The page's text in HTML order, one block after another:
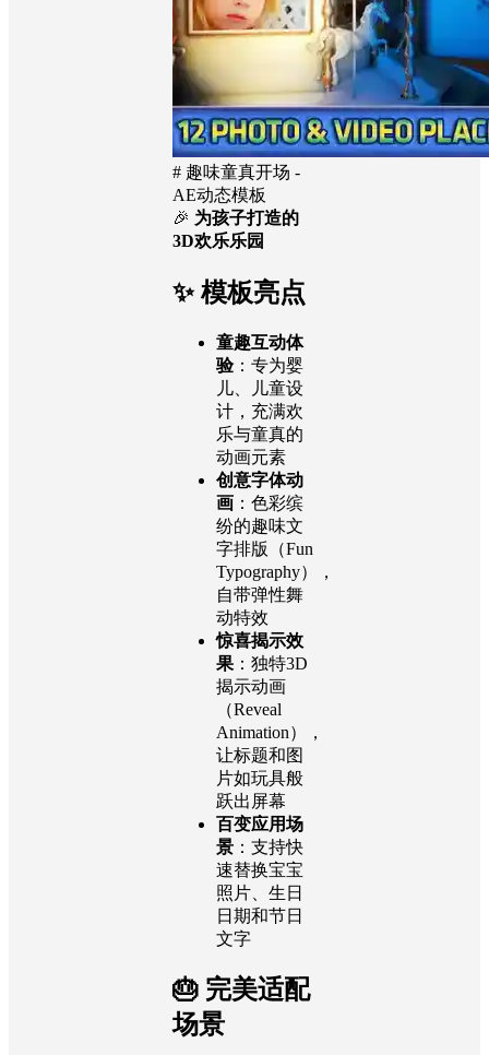
# 趣味童真开场 -
AE动态模板
🎉 为孩子打造的
3D欢乐乐园
✨ 模板亮点
童趣互动体
验：专为婴
儿、儿童设
计，充满欢
乐与童真的
动画元素
创意字体动
画 ：色彩缤
纷的趣味文
字排版（Fun
Typography），
自带弹性舞
动特效
惊喜揭示效
果 ：独特3D
揭示动画
（Reveal
Animation），
让标题和图
片如玩具般
跃出屏幕
百变应用场
景 ：支持快
速替换宝宝
照片、生日
日期和节日
文字
🎂 完美适配
场景